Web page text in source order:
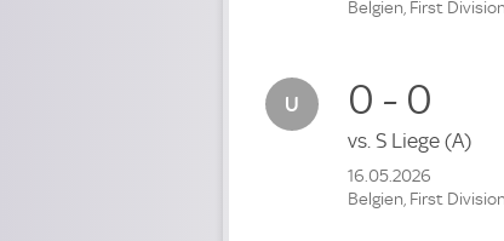
Belgien, First
0 - 0
vs. S Liege (A)
16.05.2026
Belgien, First